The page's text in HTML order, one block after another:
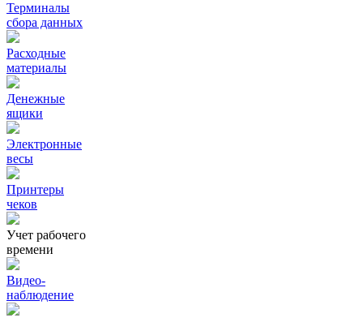
Терминалы
сбора данных
Расходные
материалы
Денежные
ящики
Электронные
весы
Принтеры
чеков
Учет рабочего
времени
Видео‑
наблюдение